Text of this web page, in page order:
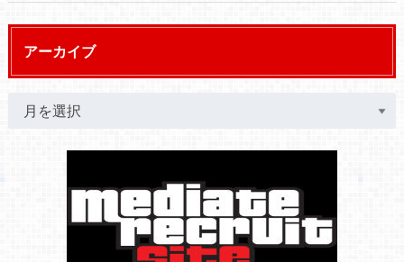
アーカイブ